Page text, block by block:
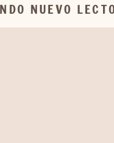
NUEVO